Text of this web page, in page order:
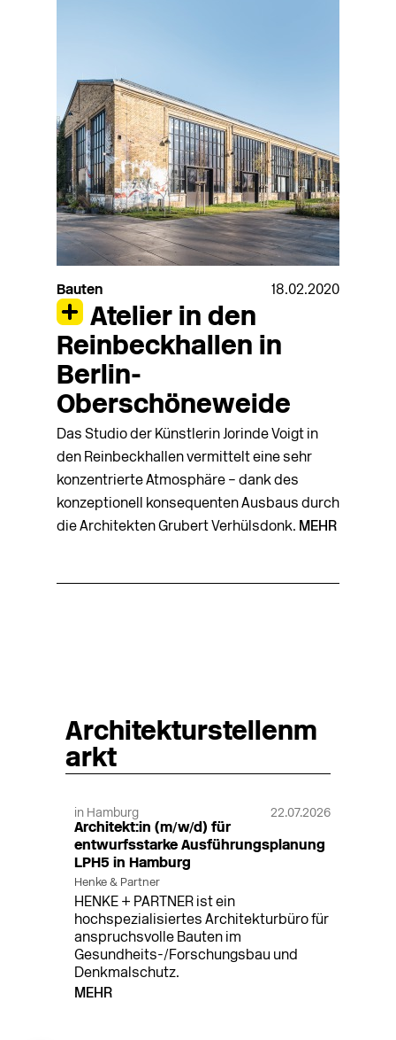
Bauten 18.02.2020
Atelier in den
Reinbeckhallen in
Berlin-
Oberschöneweide
Das Studio der Künstlerin Jorinde Voigt in
den Reinbeckhallen vermittelt eine sehr
konzentrierte Atmosphäre – dank des
konzeptionell konsequenten Ausbaus durch
die Architekten Grubert Verhülsdonk. MEHR
Architekturstellenm
arkt
in Hamburg 22.07.2026
Architekt:in (m/w/d) für
entwurfsstarke Ausführungsplanung
LPH5 in Hamburg
Henke & Partner
HENKE + PARTNER ist ein
hochspezialisiertes Architekturbüro für
anspruchsvolle Bauten im
Gesundheits-/Forschungsbau und
Denkmalschutz.
MEHR